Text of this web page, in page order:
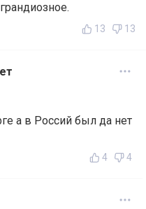
13 13
а в Россий был да нет
4 4